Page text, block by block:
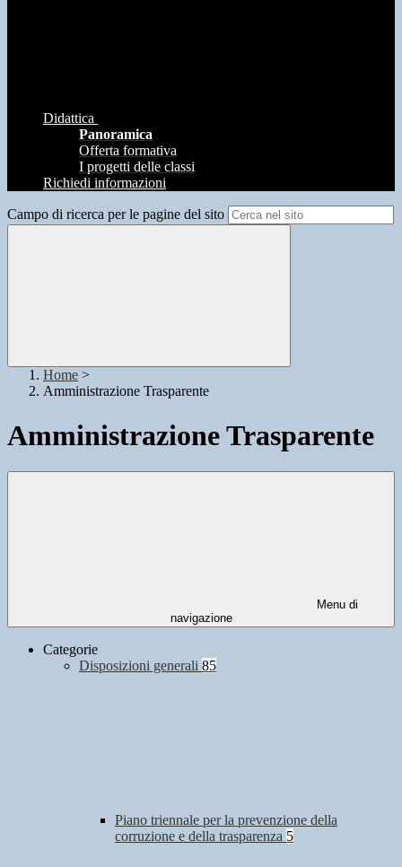
Didattica
Panoramica
Offerta formativa
I progetti delle classi
Richiedi informazioni
Campo di ricerca per le pagine del sito
Home >
Amministrazione Trasparente
Amministrazione Trasparente
Menu di
navigazione
Categorie
Disposizioni generali 85
Piano triennale per la prevenzione della
corruzione e della trasparenza 5